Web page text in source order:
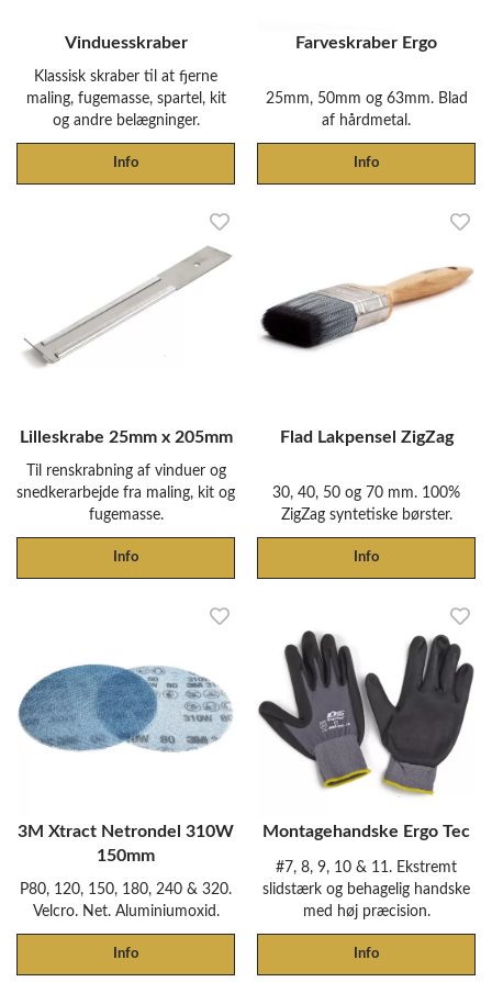
Vinduesskraber
Klassisk skraber til at fjerne
maling, fugemasse, spartel, kit
og andre belægninger.
Info
Farveskraber Ergo
25mm, 50mm og 63mm. Blad
af hårdmetal.
Info
Lilleskrabe 25mm x 205mm
Til renskrabning af vinduer og
snedkerarbejde fra maling, kit og
fugemasse.
Info
Flad Lakpensel ZigZag
30, 40, 50 og 70 mm. 100%
ZigZag syntetiske børster.
Info
3M Xtract Netrondel 310W
150mm
P80, 120, 150, 180, 240 & 320.
Velcro. Net. Aluminiumoxid.
Info
Montagehandske Ergo Tec
#7, 8, 9, 10 & 11. Ekstremt
slidstærk og behagelig handske
med høj præcision.
Info